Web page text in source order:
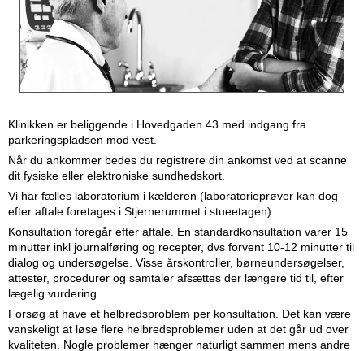
Klinikken er beliggende i Hovedgaden 43 med indgang fra
parkeringspladsen mod vest.
Når du ankommer bedes du registrere din ankomst ved at scanne
dit fysiske eller elektroniske sundhedskort.
Vi har fælles laboratorium i kælderen (laboratorieprøver kan dog
efter aftale foretages i Stjernerummet i stueetagen)
Konsultation foregår efter aftale. En standardkonsultation varer 15
minutter inkl journalføring og recepter, dvs forvent 10-12 minutter til
dialog og undersøgelse. Visse årskontroller, børneundersøgelser,
attester, procedurer og samtaler afsættes der længere tid til, efter
lægelig vurdering.
Forsøg at have et helbredsproblem per konsultation. Det kan være
vanskeligt at løse flere helbredsproblemer uden at det går ud over
kvaliteten. Nogle problemer hænger naturligt sammen mens andre